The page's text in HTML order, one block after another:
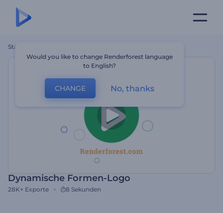
Startseite
Dynamische Formen-Logo
28K+ Exporte 8 Sekunden
Would you like to change Renderforest language
to English?
CHANGE No, thanks